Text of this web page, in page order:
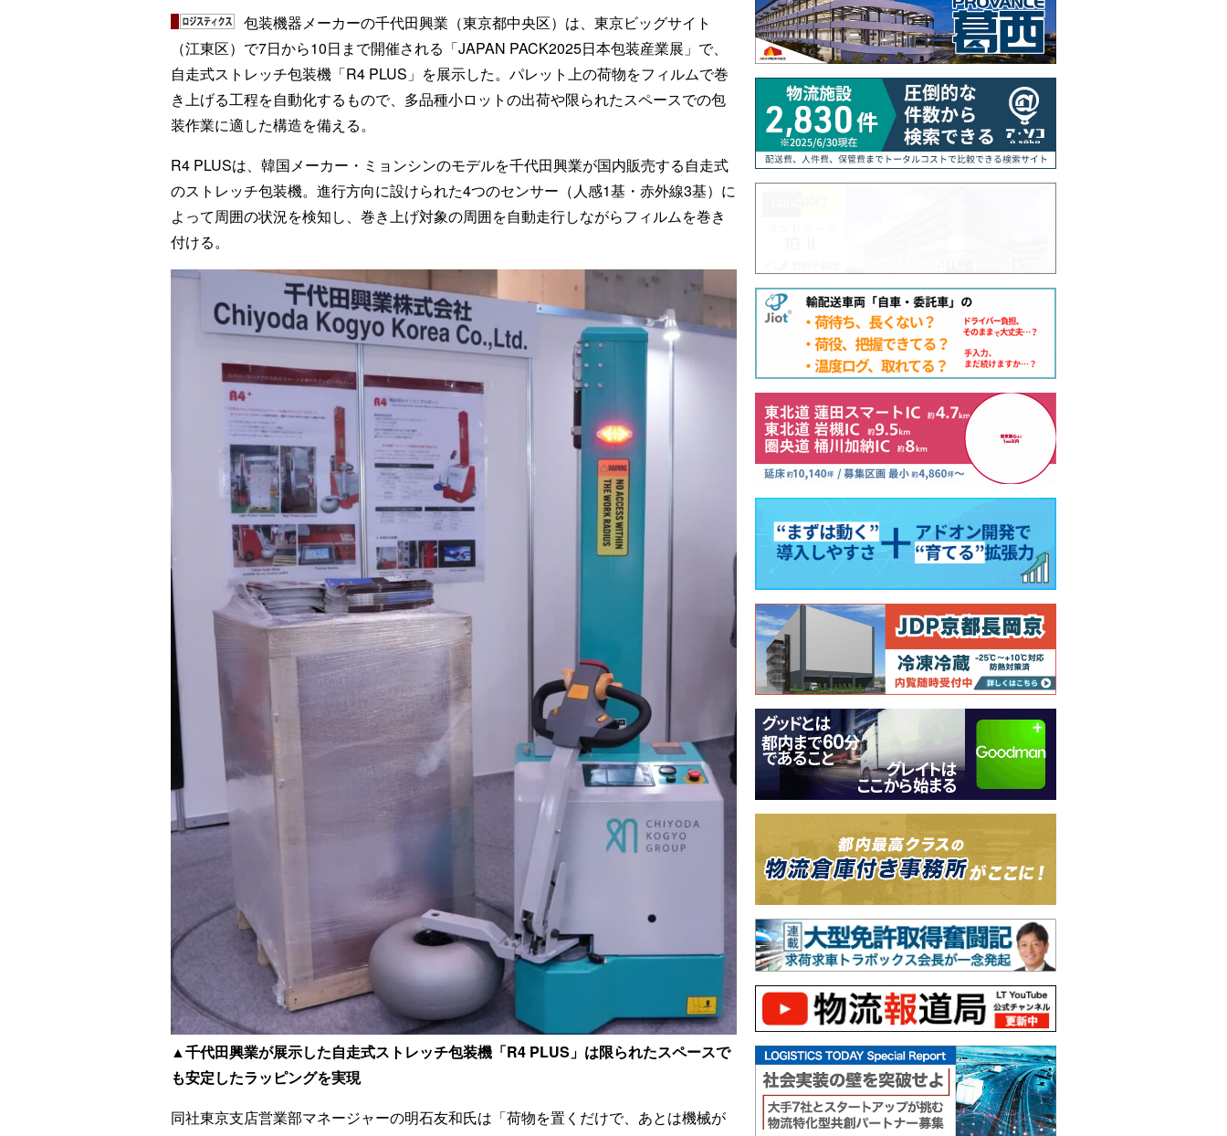
包装機器メーカーの千代田興業（東京都中央区）は、東京ビッグサイト
（江東区）で7日から10日まで開催される「JAPAN PACK2025日本包装産業展」で、
自走式ストレッチ包装機「R4 PLUS」を展示した。パレット上の荷物をフィルムで巻
き上げる工程を自動化するもので、多品種小ロットの出荷や限られたスペースでの包
装作業に適した構造を備える。
R4 PLUSは、韓国メーカー・ミョンシンのモデルを千代田興業が国内販売する自走式
のストレッチ包装機。進行方向に設けられた4つのセンサー（人感1基・赤外線3基）に
よって周囲の状況を検知し、巻き上げ対象の周囲を自動走行しながらフィルムを巻き
付ける。
▲千代田興業が展示した自走式ストレッチ包装機「R4 PLUS」は限られたスペースで
も安定したラッピングを実現
同社東京支店営業部マネージャーの明石友和氏は「荷物を置くだけで、あとは機械が